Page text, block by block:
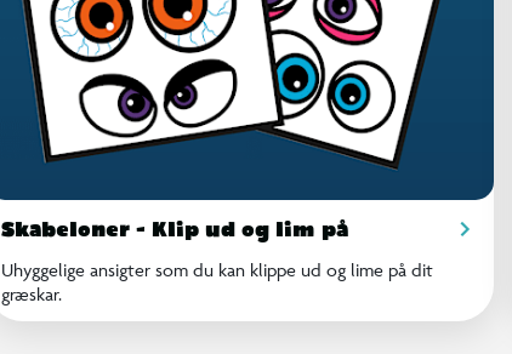
Skabeloner - Klip ud og lim på
Uhyggelige ansigter som du kan klippe ud og lime på dit
græskar.